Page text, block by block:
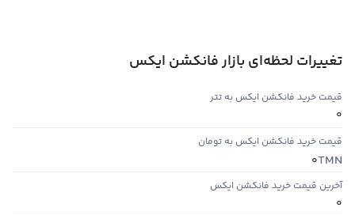
تغییرات لحظه‌ای بازار فانکشن ایکس
قیمت خرید فانکشن ایکس به تتر
0
قیمت خرید فانکشن ایکس به تومان
TMN
0
آخرین قیمت خرید فانکشن ایکس
0